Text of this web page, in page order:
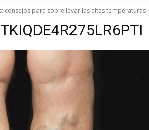
consejos para sobrellevar las altas temperaturas